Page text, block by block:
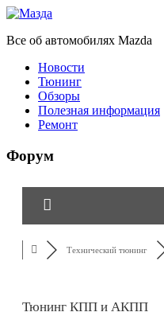
Все об автомобилях Mazda
Новости
Тюнинг
Обзоры
Полезная информация
Ремонт
Форум
Технический тюнинг
Тюнинг КПП и АКПП